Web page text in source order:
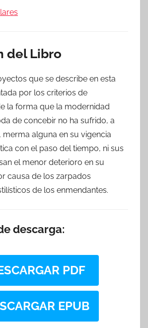
del Libro
que se describe en esta
por los criterios de
la forma que la modernidad
de concebir no ha sufrido, a
merma alguna en su vigencia
con el paso del tiempo, ni sus
el menor deterioro en su
causa de los zarpados
de los enmendantes.
descarga:
PDF
EPUB